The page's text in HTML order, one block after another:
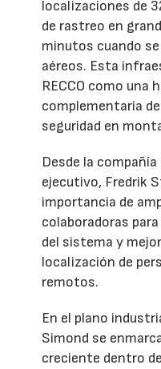
localizaciones de
de rastreo en
minutos cuando
aéreos. Esta
RECCO como una
complementaria
seguridad en
Desde la
ejecutivo, Fredrik
importancia de
colaboradoras
del sistema y
localización de
remotos.
En el plano
Simond se
creciente dentro